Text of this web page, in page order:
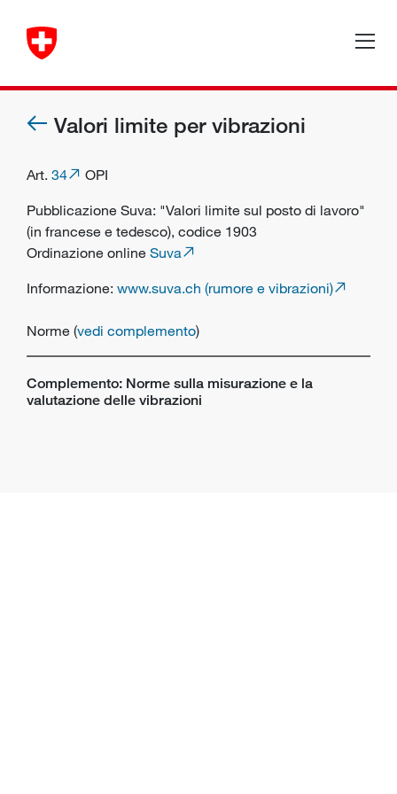
Valori limite per vibrazioni
Art. 34
OPI
Pubblicazione Suva: "Valori limite sul posto di lavoro"
(in francese e tedesco), codice 1903
Ordinazione online Suva
Informazione: www.suva.ch (rumore e vibrazioni)
Norme (vedi complemento)
Complemento: Norme sulla misurazione e la
valutazione delle vibrazioni